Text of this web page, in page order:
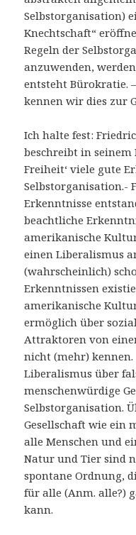
Selbstorganisation)
Knechtschaft“
Regeln der
anzuwenden,
entsteht Bürokratie.
kennen wir dies zur
Ich halte fest:
beschreibt in seinem
Freiheit‘ viele gute
Selbstorganisation.-
Erkenntnisse
beachtliche
amerikanische
einen Liberalismus
(wahrscheinlich)
Erkenntnissen
amerikanische
ermöglich über
Attraktoren von
nicht (mehr)
Liberalismus über
menschenwürdige
Selbstorganisation.
Gesellschaft wie ein
alle Menschen und
Natur und Tier sind
spontane Ordnung,
für alle (Anm. alle?)
kann.